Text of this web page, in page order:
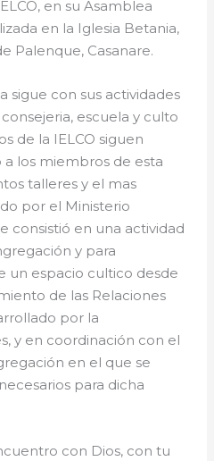
en su Asamblea
en la Iglesia Betania,
Palenque, Casanare.
sigue con sus actividades
escuela y culto
de la IELCO siguen
los miembros de esta
talleres y el mas
por el Ministerio
consistió en una actividad
y para
un espacio cultico desde
de las Relaciones
por la
y en coordinación con el
en el que se
para dicha
con Dios, con tu